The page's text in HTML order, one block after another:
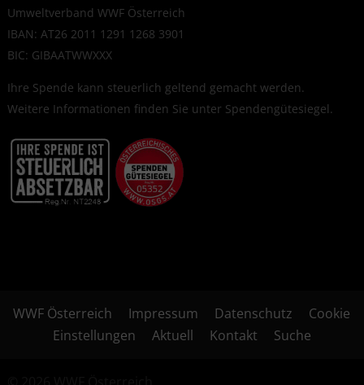
Umweltverband WWF Österreich
IBAN: AT26 2011 1291 1268 3901
BIC: GIBAATWWXXX
Ihre Spende kann steuerlich geltend gemacht werden.
Weitere Informationen finden Sie unter Spendengütesiegel.
WWF Österreich Impressum Datenschutz
Cookie
Einstellungen
Aktuell Kontakt Suche